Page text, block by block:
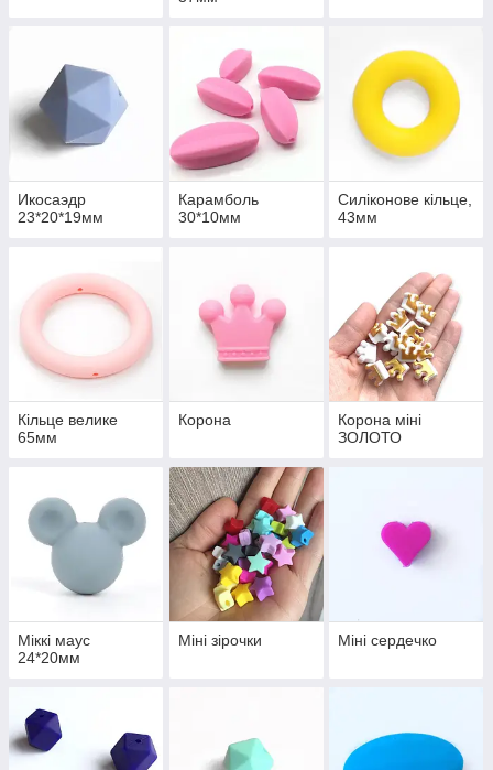
Икосаэдр
23*20*19мм
Карамболь
30*10мм
Силіконове кільце,
43мм
Кільце велике
65мм
Корона
Корона міні
ЗОЛОТО
Міккі маус
24*20мм
Міні зірочки Міні сердечко